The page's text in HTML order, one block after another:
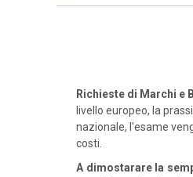
Richieste di Marchi e
livello europeo, la
nazionale, l'esame
costi.
A dimostarare la